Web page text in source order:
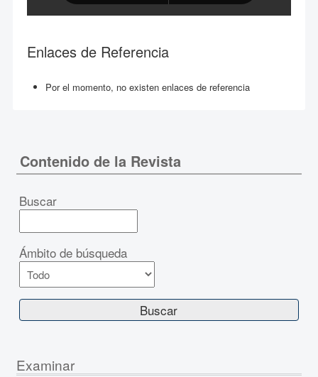
Enlaces de Referencia
Por el momento, no existen enlaces de referencia
Contenido de la Revista
Buscar
Ámbito de búsqueda
Examinar